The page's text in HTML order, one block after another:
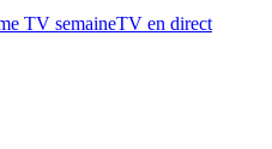
TV semaineTV en direct